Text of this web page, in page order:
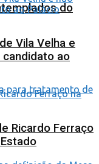
do
Vila Velha e
candidato ao
Ricardo Ferraço